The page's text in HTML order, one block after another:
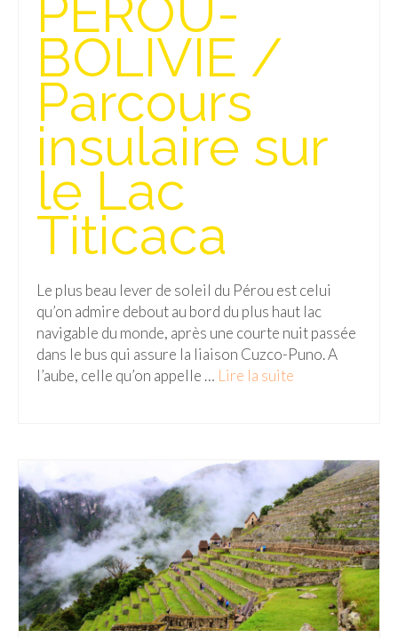
FRANCE
– Nice
– Paris
– La Réunion
JAPON
– Osaka
PÉROU
PORTUGAL
USA
– Los Angeles
VIETNAM
– Quy Nhon
BONNES ADRESSES
BERLIN
Restos asiatiques
Marchés
PEROU-
BOLIVIE /
Parcours
insulaire sur
le Lac
Titicaca
Le plus beau lever de soleil du Pérou est celui
qu’on admire debout au bord du plus haut lac
navigable du monde, après une courte nuit passée
dans le bus qui assure la liaison Cuzco-Puno. A
l’aube, celle qu’on appelle … Lire la suite­­